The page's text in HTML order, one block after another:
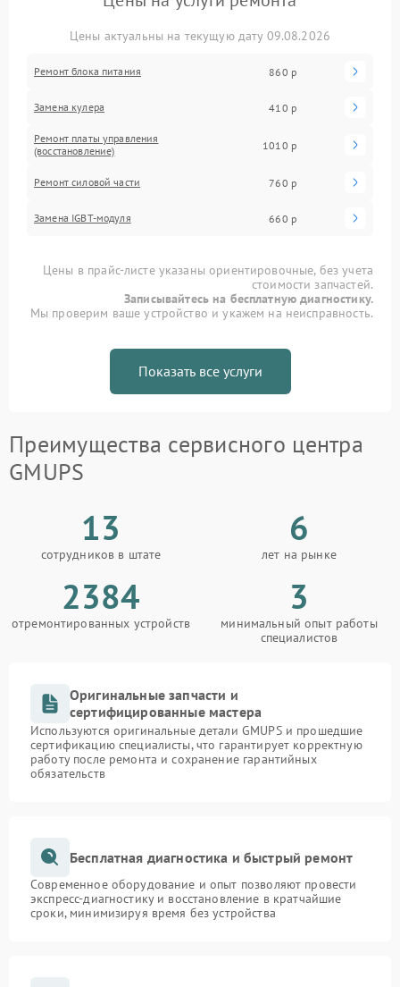
Цены актуальны на текущую дату 09.08.2026
Ремонт блока питания 860 р
Замена кулера 410 р
Ремонт платы управления
(восстановление)
1010 р
Ремонт силовой части 760 р
Замена IGBT-модуля 660 р
Цены в прайс-листе указаны ориентировочные, без учета
стоимости запчастей.
Записывайтесь на бесплатную диагностику.
Мы проверим ваше устройство и укажем на неисправность.
Показать все услуги
Преимущества сервисного центра
GMUPS
13
сотрудников в штате
6
лет на рынке
2384
отремонтированных устройств
3
минимальный опыт работы
специалистов
Оригинальные запчасти и
сертифицированные мастера
Используются оригинальные детали GMUPS и прошедшие
сертификацию специалисты, что гарантирует корректную
работу после ремонта и сохранение гарантийных
обязательств
Бесплатная диагностика и быстрый ремонт
Современное оборудование и опыт позволяют провести
экспресс-диагностику и восстановление в кратчайшие
сроки, минимизируя время без устройства